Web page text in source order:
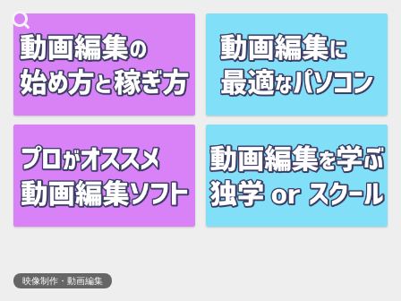
映像制作・動画編集